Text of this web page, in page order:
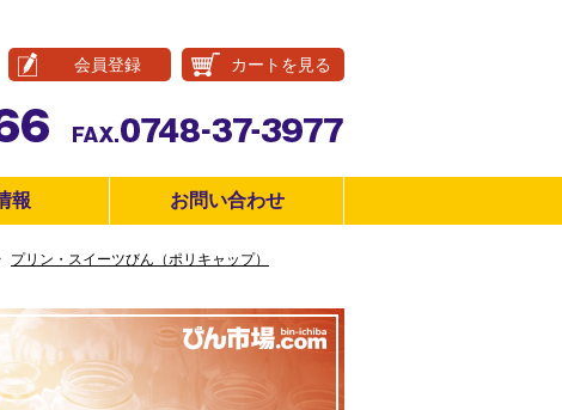
会員登録 カートを見る
報 お問い合わせ
プリン・スイーツびん（ポリキャップ）